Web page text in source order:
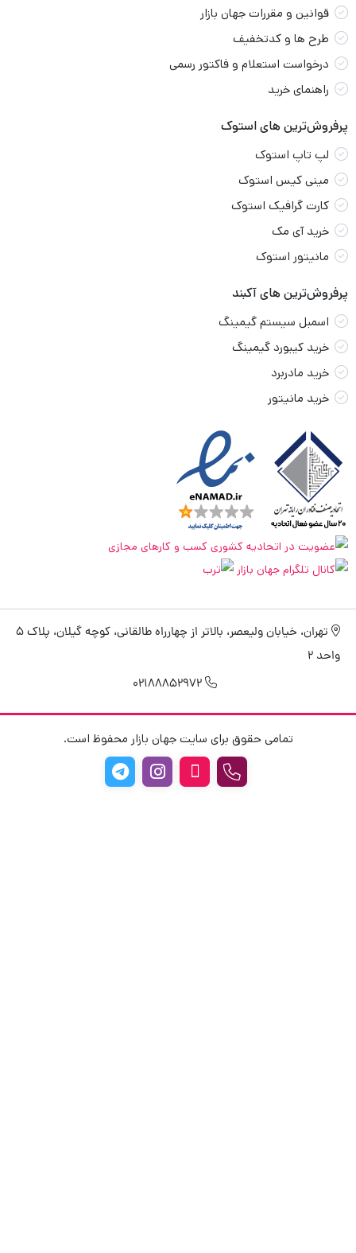
قوانین و مقررات جهان بازار
طرح ها و کدتخفیف
درخواست استعلام و فاکتور رسمی
راهنمای خرید
پرفروش‌ترین های استوک
لپ تاپ استوک
مینی کیس استوک
کارت گرافیک استوک
خرید آی مک
مانیتور استوک
پرفروش‌ترین های آکبند
اسمبل سیستم گیمینگ
خرید کیبورد گیمینگ
خرید مادربرد
خرید مانیتور
تهران، خیابان ولیعصر، بالاتر از چهارراه طالقانی، کوچه گیلان، پلاک 5
واحد 2
02188852972
تمامی حقوق برای سایت جهان بازار محفوظ است.